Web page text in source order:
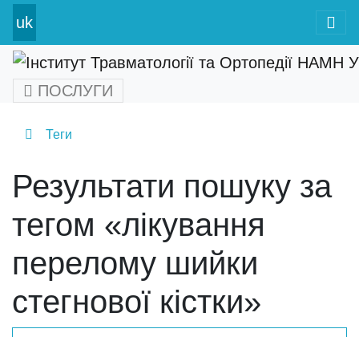
uk
ПОСЛУГИ
Теги
Результати пошуку за
тегом «лікування
перелому шийки
стегнової кістки»